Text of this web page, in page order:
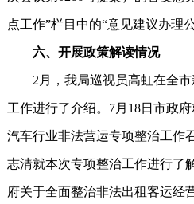
点工作”栏目中的“意见建议办理
六、开展政策解读情况
2月，我局巡视员高虹在全市
工作进行了介绍。7月18日市政
汽车行业非法营运专项整治工作
志清就本次专项整治工作进行了
府关于全面整治非法出租客运经